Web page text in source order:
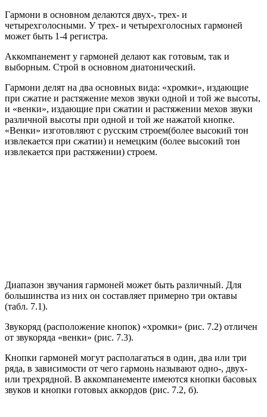
Гармони в основном делаются двух-, трех- и
четырехголосными. У трех- и четырехголосных гармоней
может быть 1-4 регистра.
Аккомпанемент y гармоней делают как готовым, так и
выборным. Строй в основном диатонический.
Гармони делят на два основных вида: «хромки», издающие
при сжатие и растяжение мехов звуки одной и той же высоты,
и «венки», издающие при сжатии и растяжении мехов звуки
различной высоты при одной и той же нажатой кнопке.
«Венки» изготовляют с русским строем(более высокий тон
извлекается при сжатии) и немецким (более высокий тон
извлекается при растяжении) строем.
Диапазон звучания гармоней может быть различный. Для
большинства из них он составляет примерно три октавы
(табл. 7.1).
Звукоряд (расположение кнопок) «хромки» (рис. 7.2) отличен
от звукоряда «венки» (рис. 7.3).
Кнопки гармоней могут располагаться в один, два или три
ряда, в зависимости от чего гармонь называют одно-, двух-
или трехрядной. B аккомпанементе имеются кнопки басовых
звуков и кнопки готовых аккордов (рис. 7.2, б).